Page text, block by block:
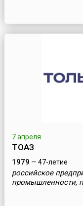
7 апреля
ТОАЗ
1979 — 47-летие
российское
промышленности,